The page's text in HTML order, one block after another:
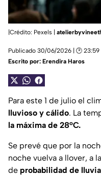
|Crédito: Pexels |
Publicado 30/06/2026 | 🕑 23:59
Escrito por: Erendira Haros
Para este 1 de julio el
lluvioso y cálido. La
la máxima de 28°C.
Se prevé que por la
noche vuelva a llover, a
de probabilidad de